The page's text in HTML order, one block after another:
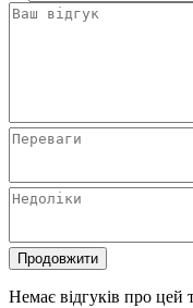
Продовжити
Немає відгуків про цей